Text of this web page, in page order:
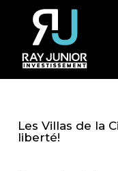
Les Villas de la
liberté!